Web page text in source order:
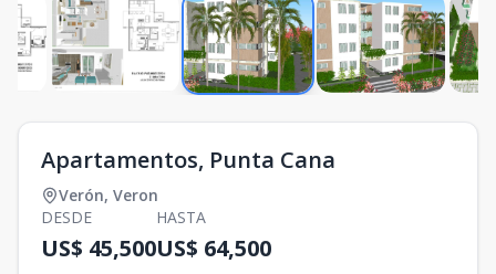
Apartamentos, Punta Cana
Verón, Veron
DESDE
US$ 45,500
HASTA
US$ 64,500